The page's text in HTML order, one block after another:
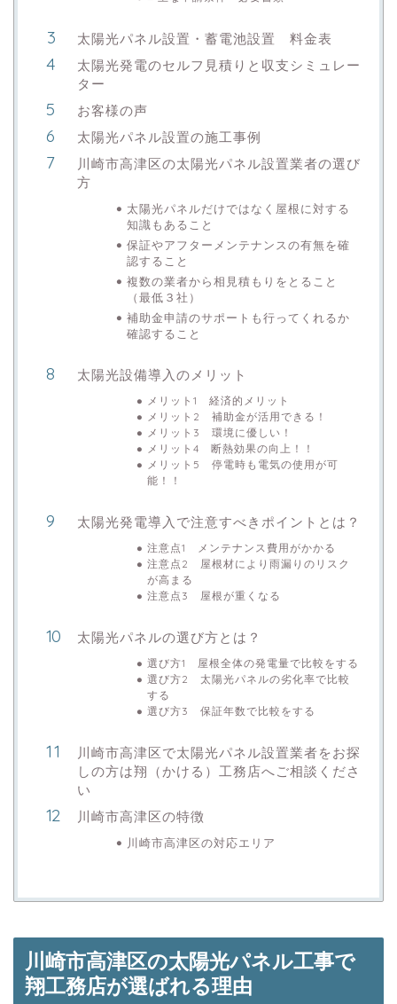
太陽光パネル設置・蓄電池設置 料金表
太陽光発電のセルフ見積りと収支シミュレー
ター
お客様の声
太陽光パネル設置の施工事例
川崎市高津区の太陽光パネル設置業者の選び
方
太陽光パネルだけではなく屋根に対する
知識もあること
保証やアフターメンテナンスの有無を確
認すること
複数の業者から相見積もりをとること
（最低３社）
補助金申請のサポートも行ってくれるか
確認すること
太陽光設備導入のメリット
メリット1 経済的メリット
メリット2 補助金が活用できる！
メリット3 環境に優しい！
メリット4 断熱効果の向上！！
メリット5 停電時も電気の使用が可
能！！
太陽光発電導入で注意すべきポイントとは？
注意点1 メンテナンス費用がかかる
注意点2 屋根材により雨漏りのリスク
が高まる
注意点3 屋根が重くなる
太陽光パネルの選び方とは？
選び方1 屋根全体の発電量で比較をする
選び方2 太陽光パネルの劣化率で比較
する
選び方3 保証年数で比較をする
川崎市高津区で太陽光パネル設置業者をお探
しの方は翔（かける）工務店へご相談くださ
い
川崎市高津区の特徴
川崎市高津区の対応エリア
川崎市高津区の太陽光パネル工事で
翔工務店が選ばれる理由